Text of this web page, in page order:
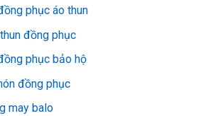
phục áo thun
đồng phục
phục bảo hộ
đồng phục
may balo